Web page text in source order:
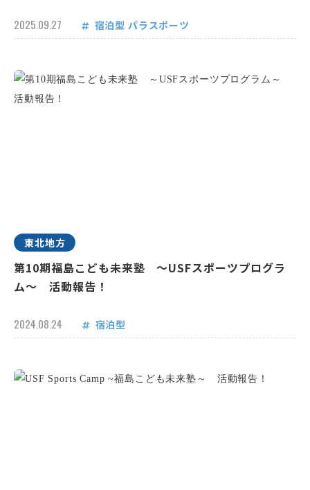
2025.09.27 宿泊型 パラスポーツ
東北地方
第10期福島こども未来塾 ～USFスポーツプログラ
ム～ 活動報告！
2024.08.24 宿泊型